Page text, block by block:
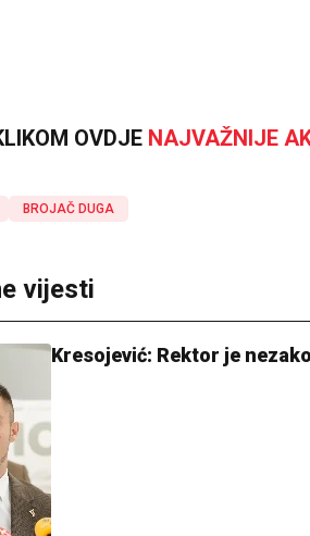
OVDJE NAJVAŽNIJE
BROJAČ DUGA
vijesti
Kresojević: Rektor je